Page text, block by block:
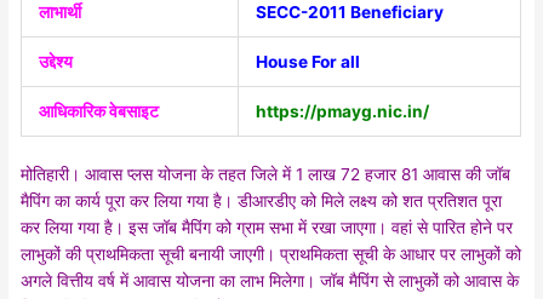
लाभार्थी SECC-2011 Beneficiary
उद्देश्य House For all
आधिकारिक वेबसाइट https://pmayg.nic.in/
मोतिहारी। आवास प्लस योजना के तहत जिले में 1 लाख 72 हजार 81 आवास की जॉब
मैपिंग का कार्य पूरा कर लिया गया है। डीआरडीए को मिले लक्ष्य को शत प्रतिशत पूरा
कर लिया गया है। इस जॉब मैपिंग को ग्राम सभा में रखा जाएगा। वहां से पारित होने पर
लाभुकों की प्राथमिकता सूची बनायी जाएगी। प्राथमिकता सूची के आधार पर लाभुकों को
अगले वित्तीय वर्ष में आवास योजना का लाभ मिलेगा। जॉब मैपिंग से लाभुकों को आवास के